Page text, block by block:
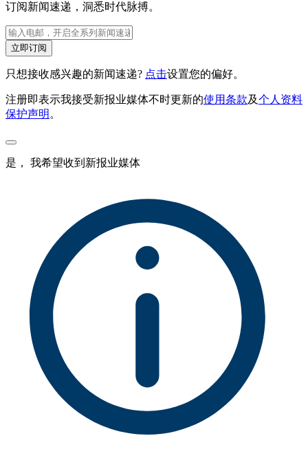
订阅新闻速递，洞悉时代脉搏。
立即订阅
只想接收感兴趣的新闻速递? 点击设置您的偏好。
注册即表示我接受新报业媒体不时更新的使用条款及个人资料
保护声明。
是， 我希望收到新报业媒体